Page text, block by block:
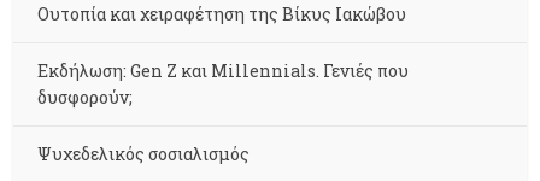
Ουτοπία και χειραφέτηση της Βίκυς Ιακώβου
Εκδήλωση: Gen Z και Millennials. Γενιές που
δυσφορούν;
Ψυχεδελικός σοσιαλισμός